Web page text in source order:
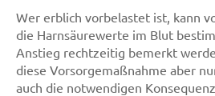
Wer erblich vorbelastet ist, kann
die Harnsäurewerte im Blut
Anstieg rechtzeitig bemerkt
diese Vorsorgemaßnahme aber
auch die notwendigen